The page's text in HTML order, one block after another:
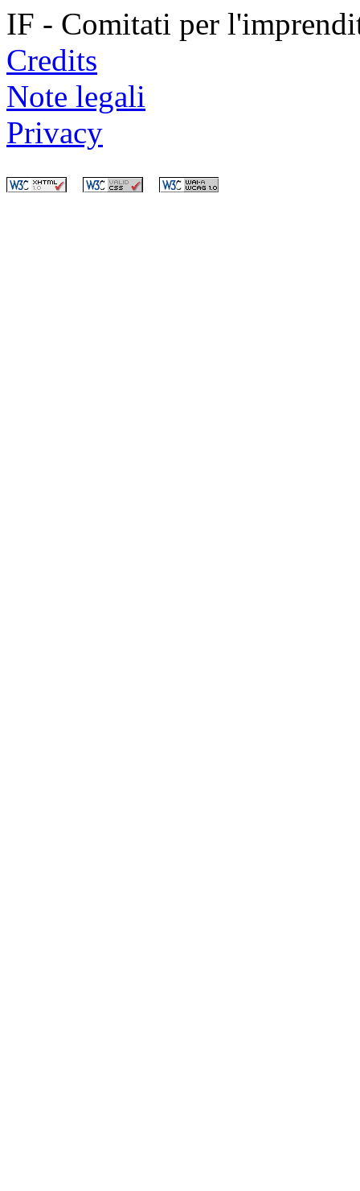
IF - Comitati per
Credits
Note legali
Privacy